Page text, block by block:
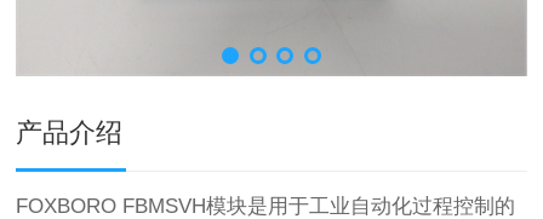
产品介绍
FOXBORO FBMSVH模块是用于工业自动化过程控制的